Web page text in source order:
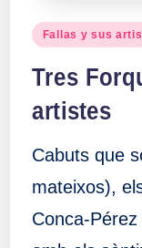
Publicado
Fallas y sus
Tres
artistes
Cabuts que
mateixos),
Conca-